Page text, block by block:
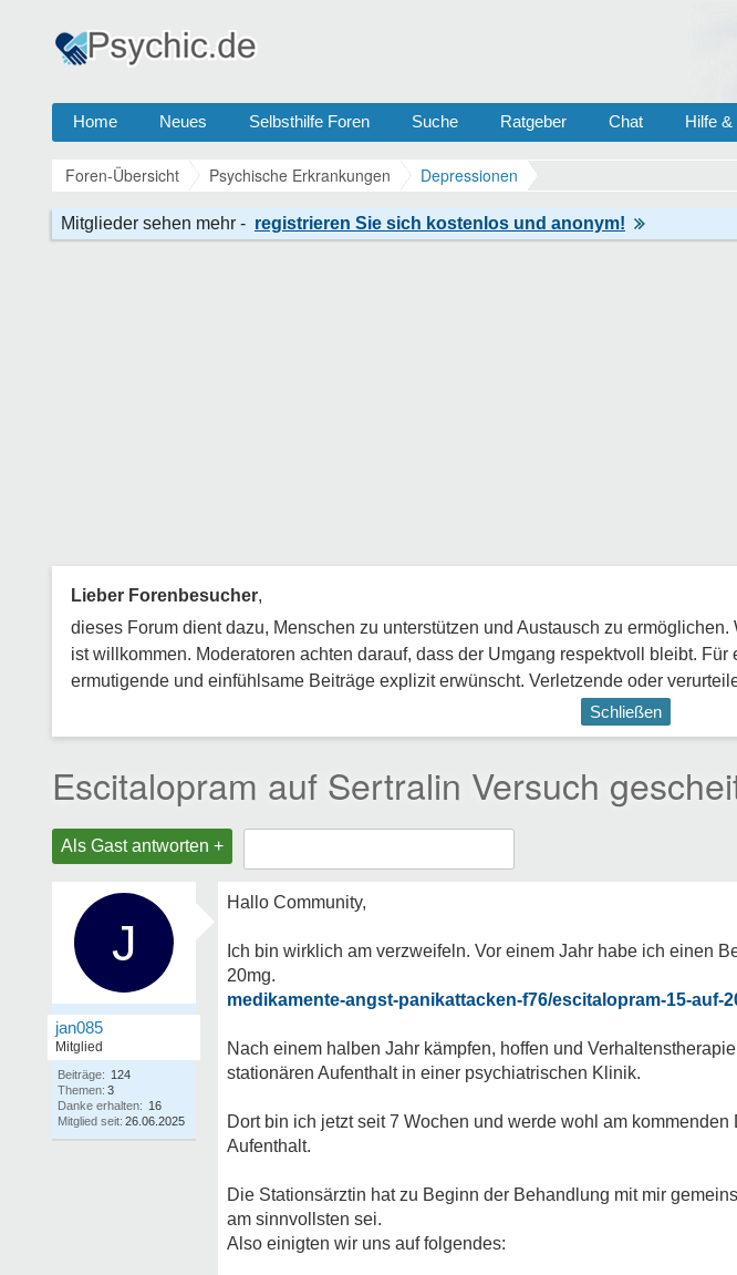
Home Neues Selbsthilfe Foren Suche Ratgeber Chat Hilfe &
Foren-Übersicht Psychische Erkrankungen Depressionen
Lieber Forenbesucher,
dieses Forum dient dazu, Menschen zu unterstützen und Austausch zu
ist willkommen. Moderatoren achten darauf, dass der Umgang respektvoll bleibt.
ermutigende und einfühlsame Beiträge explizit erwünscht. Verletzende oder
Schließen
Escitalopram auf Sertralin Versuch
Als Gast antworten +
J
jan085
Mitglied
Beiträge: 124
Themen: 3
Danke erhalten: 16
Mitglied seit: 26.06.2025
Hallo Community,
Ich bin wirklich am verzweifeln. Vor einem Jahr habe ich einen
20mg.
medikamente-angst-panikattacken-f76/escitalopram-15-auf-
Nach einem halben Jahr kämpfen, hoffen und
stationären Aufenthalt in einer psychiatrischen Klinik.
Dort bin ich jetzt seit 7 Wochen und werde wohl am kommenden
Aufenthalt.
Die Stationsärztin hat zu Beginn der Behandlung mit mir
am sinnvollsten sei.
Also einigten wir uns auf folgendes: